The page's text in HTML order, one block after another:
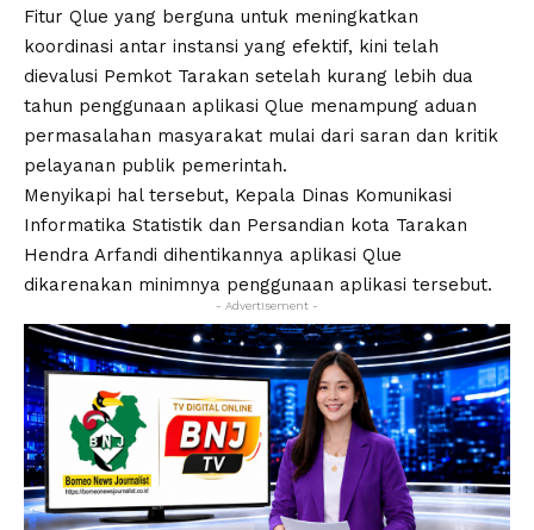
Fitur Qlue yang berguna untuk meningkatkan
koordinasi antar instansi yang efektif, kini telah
dievalusi Pemkot Tarakan setelah kurang lebih dua
tahun penggunaan aplikasi Qlue menampung aduan
permasalahan masyarakat mulai dari saran dan kritik
pelayanan publik pemerintah.
Menyikapi hal tersebut, Kepala Dinas Komunikasi
Informatika Statistik dan Persandian kota Tarakan
Hendra Arfandi dihentikannya aplikasi Qlue
dikarenakan minimnya penggunaan aplikasi tersebut.
- Advertisement -